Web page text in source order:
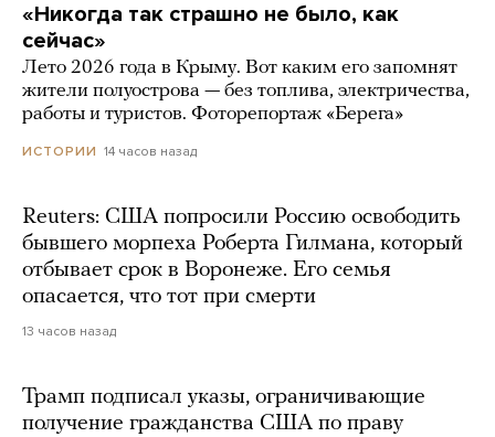
«Никогда так страшно не было, как
сейчас»
Лето 2026 года в Крыму. Вот каким его запомнят
жители полуострова — без топлива, электричества,
работы и туристов. Фоторепортаж «Берега»
ИСТОРИИ 14 часов назад
Reuters: США попросили Россию освободить
бывшего морпеха Роберта Гилмана, который
отбывает срок в Воронеже. Его семья
опасается, что тот при смерти
13 часов назад
Трамп подписал указы, ограничивающие
получение гражданства США по праву